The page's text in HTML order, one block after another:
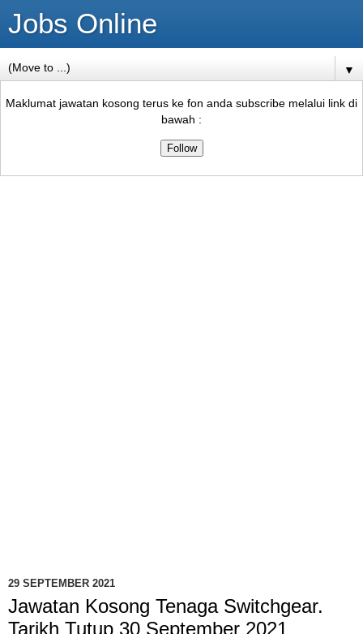
Jobs Online
▼
Maklumat jawatan kosong terus ke fon anda subscribe melalui link di
bawah :
29 SEPTEMBER 2021
Jawatan Kosong Tenaga Switchgear.
Tarikh Tutup 30 September 2021